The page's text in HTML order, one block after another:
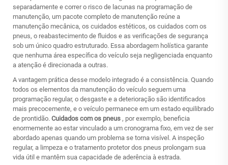
separadamente e correr o risco de lacunas na programação de
manutenção, um pacote completo de manutenção reúne a
manutenção mecânica, os cuidados estéticos, os cuidados com os
pneus, o reabastecimento de fluidos e as verificações de segurança
sob um único quadro estruturado. Essa abordagem holística garante
que nenhuma área específica do veículo seja negligenciada enquanto
a atenção é direcionada a outras.
A vantagem prática desse modelo integrado é a consistência. Quando
todos os elementos da manutenção do veículo seguem uma
programação regular, o desgaste e a deterioração são identificados
mais precocemente, e o veículo permanece em um estado equilibrado
de prontidão. Cuidados com os pneus , por exemplo, beneficia
enormemente ao estar vinculado a um cronograma fixo, em vez de ser
abordado apenas quando um problema se torna visível. A inspeção
regular, a limpeza e o tratamento protetor dos pneus prolongam sua
vida útil e mantêm sua capacidade de aderência à estrada.